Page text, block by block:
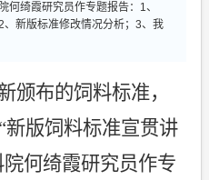
何绮霞研究员作专题报告：1、
新版标准修改情况分析；3、我
颁布的饲料标准，
新版饲料标准宣贯讲
何绮霞研究员作专